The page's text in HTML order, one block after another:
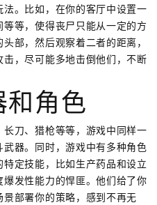
。比如，在你的客厅中设置一
等，使得丧尸只能从一定的方
部，然后观察着二者的距离，
，尽可能多地击倒他们，不断
角色
刀、猎枪等等，游戏中同样一
器。同时，游戏中有多种角色
定技能，比如生产药品和设立
发性能力的悍匪。他们给了你
部署你的策略，感到不再无